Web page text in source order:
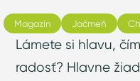
Magazín
Jačmeň
Lámete si hlavu,
radosť? Hlavne